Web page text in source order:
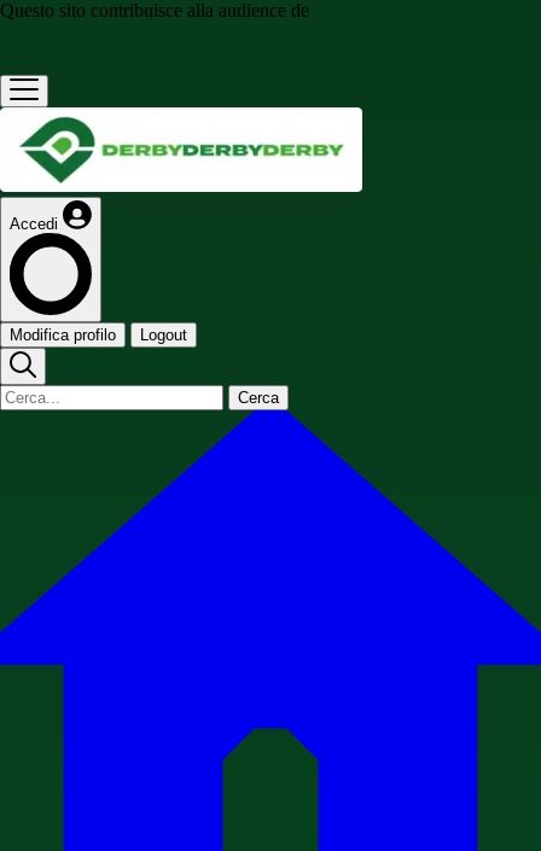
Questo sito contribuisce alla audience de
Accedi
Modifica profilo Logout
Cerca